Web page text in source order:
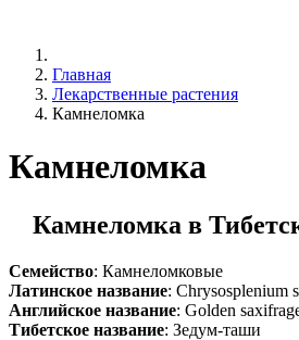
Главная
Лекарственные растения
Камнеломка
Камнеломка
Камнеломка в
Семейство: Камнеломковые
Латинское название: Chrysosplenium
Английское название: Golden
Тибетское название: Зедум-таши